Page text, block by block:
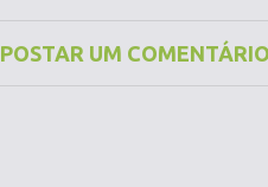
POSTAR UM